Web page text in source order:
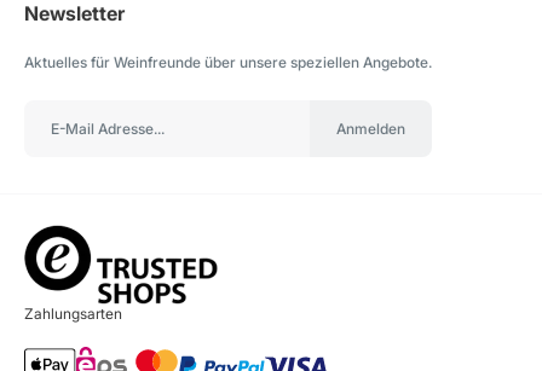
Newsletter
Aktuelles für Weinfreunde über unsere speziellen Angebote.
Anmelden
Zahlungsarten